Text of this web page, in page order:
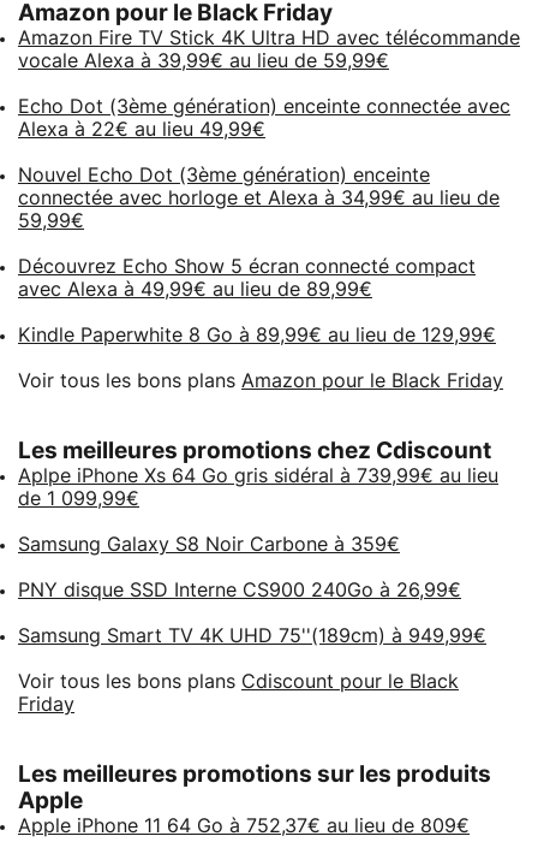
Amazon pour le Black Friday
Amazon Fire TV Stick 4K Ultra HD avec télécommande
vocale Alexa à 39,99€ au lieu de 59,99€
Echo Dot (3ème génération) enceinte connectée avec
Alexa à 22€ au lieu 49,99€
Nouvel Echo Dot (3ème génération) enceinte
connectée avec horloge et Alexa à 34,99€ au lieu de
59,99€
Découvrez Echo Show 5 écran connecté compact
avec Alexa à 49,99€ au lieu de 89,99€
Kindle Paperwhite 8 Go à 89,99€ au lieu de 129,99€
Voir tous les bons plans Amazon pour le Black Friday
Les meilleures promotions chez Cdiscount
Aplpe iPhone Xs 64 Go gris sidéral à 739,99€ au lieu
de 1 099,99€
Samsung Galaxy S8 Noir Carbone à 359€
PNY disque SSD Interne CS900 240Go à 26,99€
Samsung Smart TV 4K UHD 75''(189cm) à 949,99€
Voir tous les bons plans Cdiscount pour le Black
Friday
Les meilleures promotions sur les produits
Apple
Apple iPhone 11 64 Go à 752,37€ au lieu de 809€